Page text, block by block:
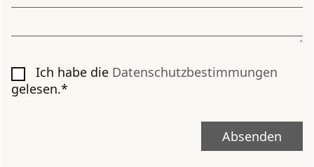
Ich habe die Datenschutzbestimmungen
gelesen.*
Absenden